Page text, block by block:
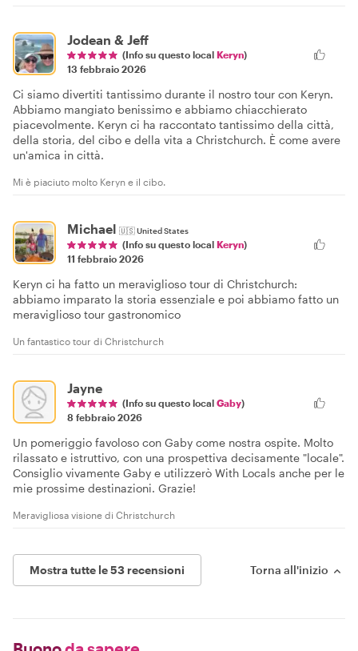
Jodean & Jeff
(Info su questo local Keryn)
13 febbraio 2026
Ci siamo divertiti tantissimo durante il nostro tour con Keryn.
Abbiamo mangiato benissimo e abbiamo chiacchierato
piacevolmente. Keryn ci ha raccontato tantissimo della città,
della storia, del cibo e della vita a Christchurch. È come avere
un'amica in città.
Mi è piaciuto molto Keryn e il cibo.
Michael 🇺🇸United States
(Info su questo local Keryn)
11 febbraio 2026
Keryn ci ha fatto un meraviglioso tour di Christchurch:
abbiamo imparato la storia essenziale e poi abbiamo fatto un
meraviglioso tour gastronomico
Un fantastico tour di Christchurch
Jayne
(Info su questo local Gaby)
8 febbraio 2026
Un pomeriggio favoloso con Gaby come nostra ospite. Molto
rilassato e istruttivo, con una prospettiva decisamente "locale".
Consiglio vivamente Gaby e utilizzerò With Locals anche per le
mie prossime destinazioni. Grazie!
Meravigliosa visione di Christchurch
Mostra tutte le 53 recensioni Torna all'inizio